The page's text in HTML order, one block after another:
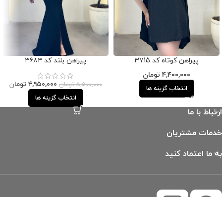
پیراهن کوتاه کد 3715
۴,۴۰۰,۰۰۰ تومان
انتخاب گزینه ها
پیراهن بلند کد ۳۶۸۴
۵,۵۰۰,۰۰۰ تومان ۴,۹۵۰,۰۰۰ تومان
انتخاب گزینه ها
ارتباط با ما
خدمات مشتریان
به ما اعتماد کنید